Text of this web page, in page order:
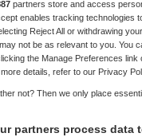
Frits Baltesen 7
partners store and access
enables tracking
Reject All or withdrawing
not be as relevant to you. You
the Manage Preferences
details, refer to our Privacy
not? Then we only place
partners process data